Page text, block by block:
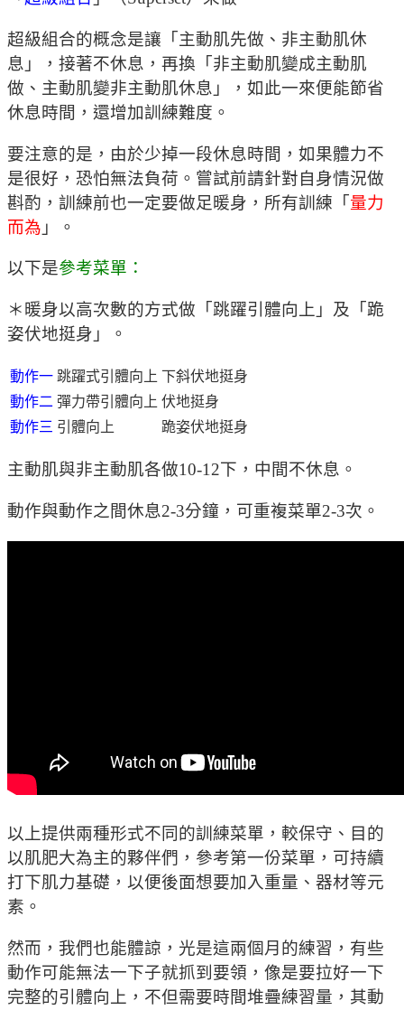
超級組合的概念是讓「主動肌先做、非主動肌休
息」，接著不休息，再換「非主動肌變成主動肌
做、主動肌變非主動肌休息」，如此一來便能節省
休息時間，還增加訓練難度。
要注意的是，由於少掉一段休息時間，如果體力不
是很好，恐怕無法負荷。嘗試前請針對自身情況做
斟酌，訓練前也一定要做足暖身，所有訓練「量力
而為 」。
以下是參考菜單：
＊暖身以高次數的方式做「跳躍引體向上」及「跪
姿伏地挺身」。
動作一 跳躍式引體向上 下斜伏地挺身
動作二 彈力帶引體向上 伏地挺身
動作三 引體向上 跪姿伏地挺身
主動肌與非主動肌各做10-12下，中間不休息。
動作與動作之間休息2-3分鐘，可重複菜單2-3次。
以上提供兩種形式不同的訓練菜單，較保守、目的
以肌肥大為主的夥伴們，參考第一份菜單，可持續
打下肌力基礎，以便後面想要加入重量、器材等元
素。
然而，我們也能體諒，光是這兩個月的練習，有些
動作可能無法一下子就抓到要領，像是要拉好一下
完整的引體向上，不但需要時間堆疊練習量，其動